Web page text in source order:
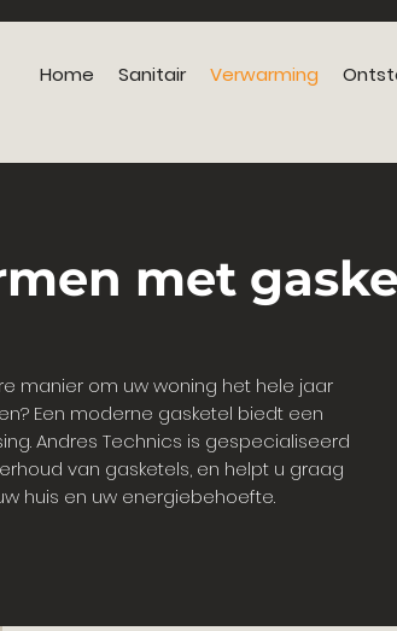
Home Sanitair Verwarming
met
manier om uw woning het hele jaar
Een moderne gasketel biedt een
Andres Technics is gespecialiseerd
van gasketels, en helpt u graag
huis en uw energiebehoefte.